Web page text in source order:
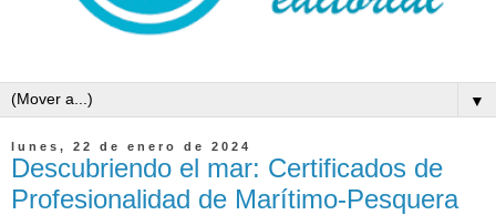
▼
lunes, 22 de enero de 2024
Descubriendo el mar: Certificados de
Profesionalidad de Marítimo-Pesquera